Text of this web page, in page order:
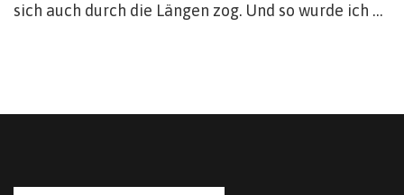
sich auch durch die Längen zog. Und so wurde ich …